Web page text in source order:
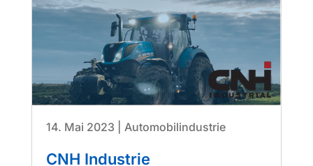
CNH Industrie
14. Mai 2023 Automobilindustrie